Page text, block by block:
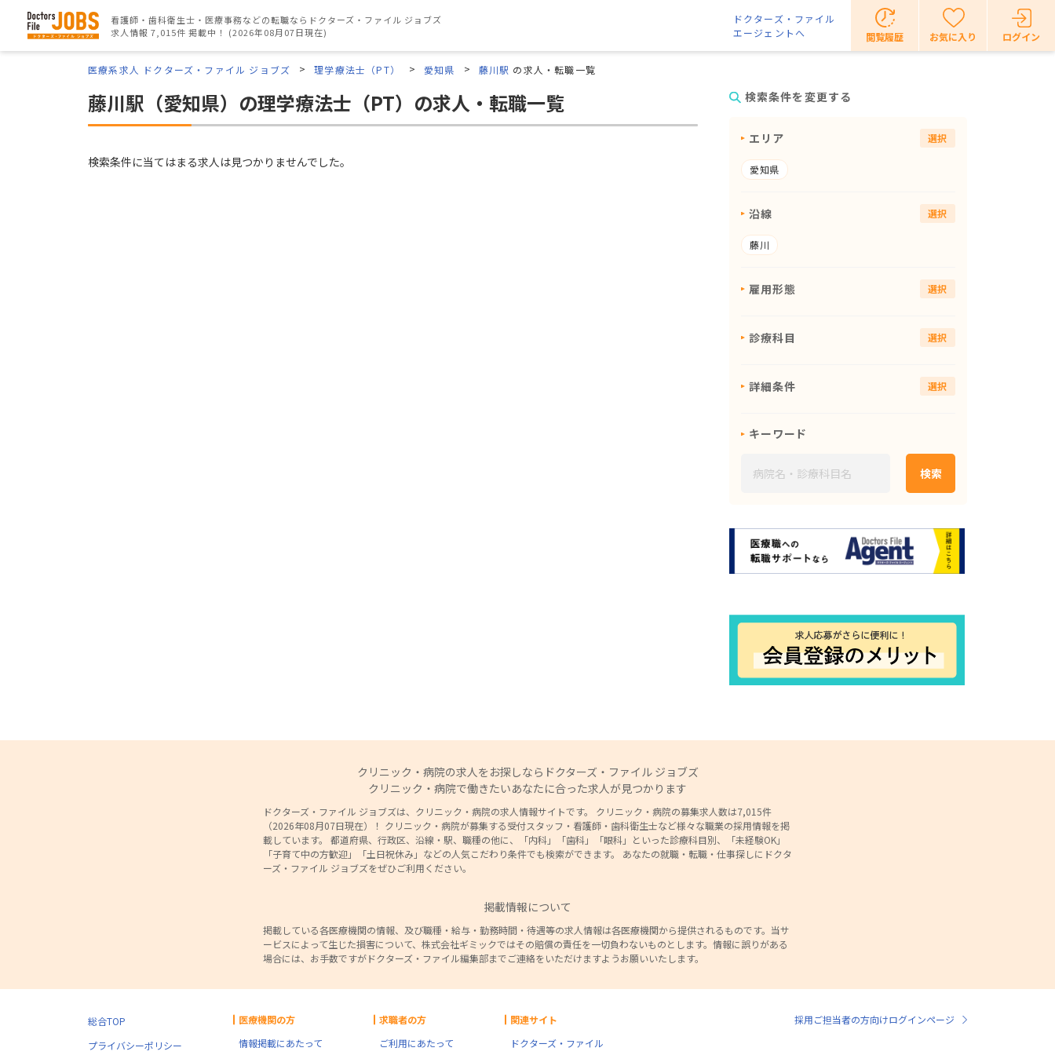
看護師・歯科衛生士・医療事務などの転職ならドクターズ・ファイル ジョブズ
求人情報 7,015件 掲載中！ (2026年08月07日現在)
ドクターズ・ファイル
エージェントへ
閲覧履歴 お気に入り ログイン
医療系求人 ドクターズ・ファイル ジョブズ 理学療法士（PT） 愛知県 藤川駅 の求人・転職一覧
藤川駅（愛知県）の理学療法士（PT）の求人・転職一覧
検索条件に当てはまる求人は見つかりませんでした。
検索条件を変更する
エリア 選択
愛知県
沿線 選択
藤川
雇用形態 選択
診療科目 選択
詳細条件 選択
キーワード
クリニック・病院の求人をお探しならドクターズ・ファイル ジョブズ
クリニック・病院で働きたいあなたに合った求人が見つかります
ドクターズ・ファイル ジョブズは、クリニック・病院の求人情報サイトです。 クリニック・病院の募集求人数は7,015件
（2026年08月07日現在）！ クリニック・病院が募集する受付スタッフ・看護師・歯科衛生士など様々な職業の採用情報を掲
載しています。 都道府県、行政区、沿線・駅、職種の他に、「内科」「歯科」「眼科」といった診療科目別、「未経験OK」
「子育て中の方歓迎」「土日祝休み」などの人気こだわり条件でも検索ができます。 あなたの就職・転職・仕事探しにドクタ
ーズ・ファイル ジョブズをぜひご利用ください。
掲載情報について
掲載している各医療機関の情報、及び職種・給与・勤務時間・待遇等の求人情報は各医療機関から提供されるものです。当サ
ービスによって生じた損害について、株式会社ギミックではその賠償の責任を一切負わないものとします。情報に誤りがある
場合には、お手数ですがドクターズ・ファイル編集部までご連絡をいただけますようお願いいたします。
総合TOP
プライバシーポリシー
医療機関の方
情報掲載にあたって
求職者の方
ご利用にあたって
関連サイト
ドクターズ・ファイル
採用ご担当者の方向けログインページ